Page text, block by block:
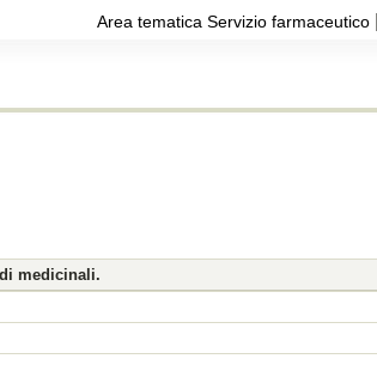
Area tematica Servizio farmaceutico
medicinali.